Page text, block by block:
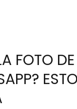
FOTO DE
ESTO